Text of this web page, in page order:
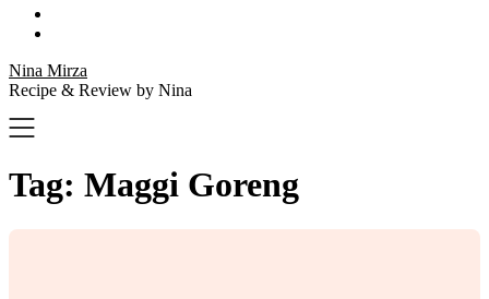
Nina Mirza
Recipe & Review by Nina
Tag: Maggi Goreng